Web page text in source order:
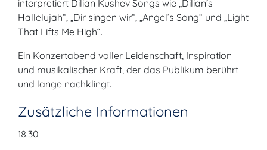
interpretiert Dilian Kushev Songs wie „Dilian’s
Hallelujah“, „Dir singen wir“, „Angel’s Song“ und „Light
That Lifts Me High“.
Ein Konzertabend voller Leidenschaft, Inspiration
und musikalischer Kraft, der das Publikum berührt
und lange nachklingt.
Zusätzliche Informationen
18:30